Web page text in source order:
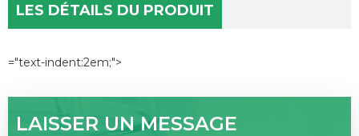
LES DÉTAILS DU PRODUIT
="text-indent:2em;">
LAISSER UN MESSAGE